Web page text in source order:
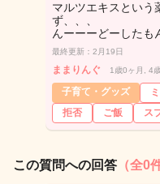
マルツエキスという
ず、、、
んーーーどーしたも
最終更新：2月19日
ままりんぐ 1歳0ヶ月, 4
子育て・グッズ
拒否
ご飯 ス
この質問への回答 （全0